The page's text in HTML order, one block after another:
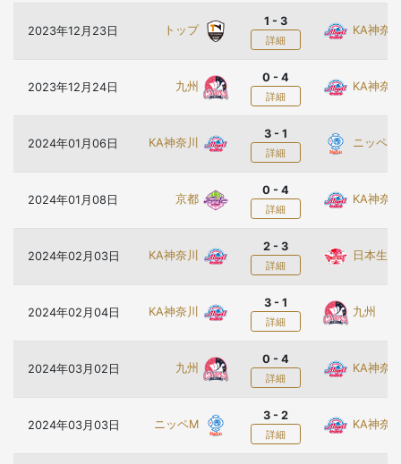
2023年12月23日 トップ
1 - 3
詳細
KA神奈
2023年12月24日 九州
0 - 4
詳細
KA神奈
2024年01月06日 KA神奈川
3 - 1
詳細
ニッペM
2024年01月08日 京都
0 - 4
詳細
KA神奈
2024年02月03日 KA神奈川
2 - 3
詳細
日本生命
2024年02月04日 KA神奈川
3 - 1
詳細
九州
2024年03月02日 九州
0 - 4
詳細
KA神奈
2024年03月03日 ニッペM
3 - 2
詳細
KA神奈